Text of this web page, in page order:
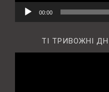
00:00
ТІ ТРИВОЖНІ